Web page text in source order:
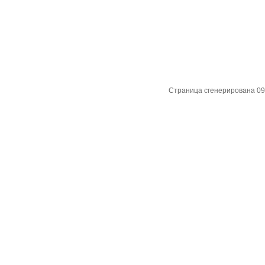
Страница сгенерирована